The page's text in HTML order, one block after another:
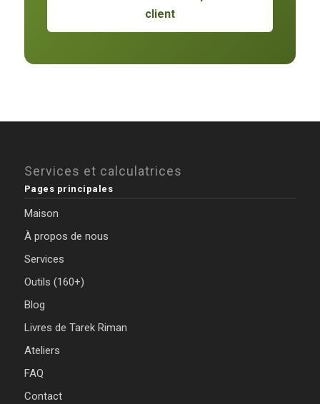
client
Services et calculatrices
Pages principales
Maison
À propos de nous
Services
Outils (160+)
Blog
Livres de Tarek Riman
Ateliers
FAQ
Contact